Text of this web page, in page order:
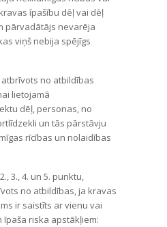
īpašību dēļ vai dēļ
pārvadātājs nevarēja
viņš nebija spējīgs
no atbildības
lietojamā
dēļ, personas, no
un tās pārstāvju
rīcības un nolaidības
3., 4. un 5. punktu,
no atbildības, ja kravas
ir saistīts ar vienu vai
riska apstākļiem: